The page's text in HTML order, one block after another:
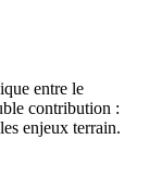
entre le
contribution :
enjeux terrain.